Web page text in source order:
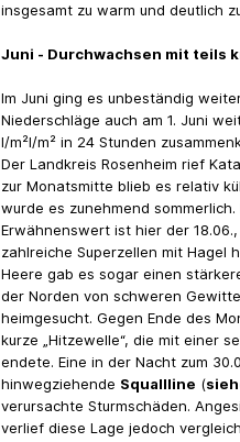
insgesamt zu warm und deutlich
Juni - Durchwachsen mit teils
Im Juni ging es unbeständig
Niederschläge auch am 1. Juni
l/m²l/m² in 24 Stunden
Der Landkreis Rosenheim rief
zur Monatsmitte blieb es relativ
wurde es zunehmend
Erwähnenswert ist hier der
zahlreiche Superzellen mit Hagel
Heere gab es sogar einen
der Norden von schweren
heimgesucht. Gegen Ende des
kurze „Hitzewelle“, die mit einer
endete. Eine in der Nacht zum
hinwegziehende Squallline (
verursachte Sturmschäden.
verlief diese Lage jedoch